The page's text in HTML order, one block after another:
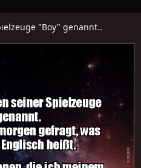
"Boy" genannt..